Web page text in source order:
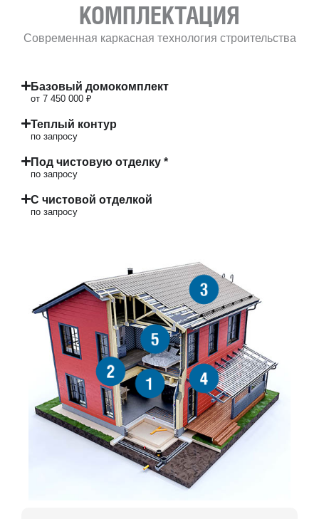
КОМПЛЕКТАЦИЯ
Современная каркасная технология строительства
Базовый домокомплект
от 7 450 000 ₽
Теплый контур
по запросу
Под чистовую отделку *
по запросу
С чистовой отделкой
по запросу
1
2
3
4
5